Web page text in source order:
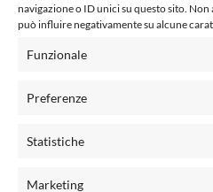
navigazione o ID unici su questo sito.
può influire negativamente su alcune
Funzionale
Preferenze
Statistiche
Marketing
Questo blog non rappresenta
quanto viene aggiornato senza
legge n° 62 del 7.03.2001.